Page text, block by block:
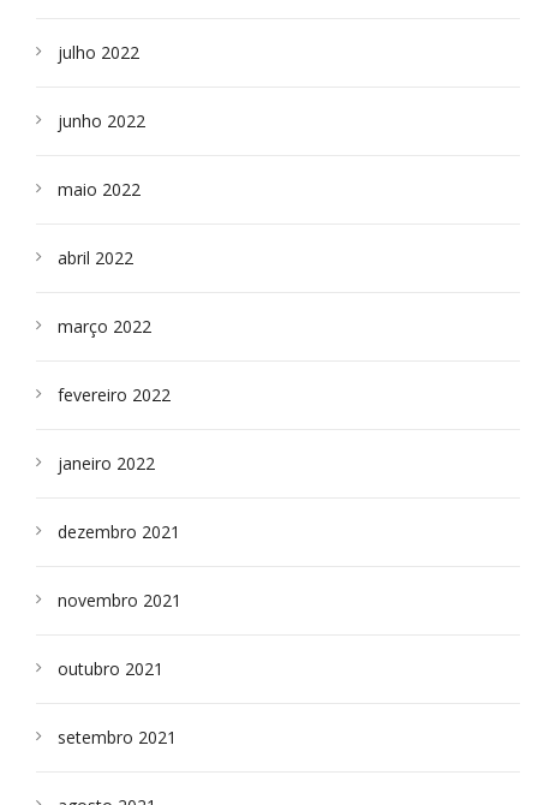
julho 2022
junho 2022
maio 2022
abril 2022
março 2022
fevereiro 2022
janeiro 2022
dezembro 2021
novembro 2021
outubro 2021
setembro 2021